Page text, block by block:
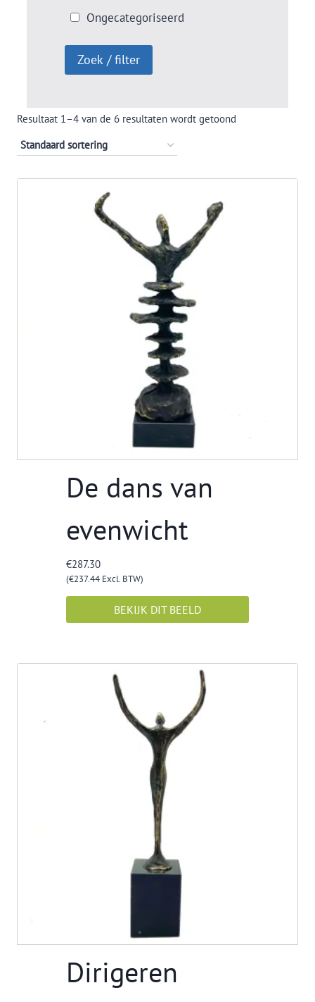
Resultaat 1–4 van de 6 resultaten wordt getoond
De dans van
evenwicht
€287.30
(€237.44 Excl. BTW)
BEKIJK DIT BEELD
Dirigeren
Ongecategoriseerd